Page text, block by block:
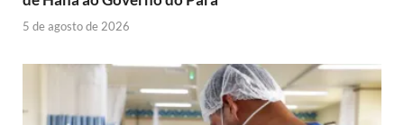
5 de agosto de 2026